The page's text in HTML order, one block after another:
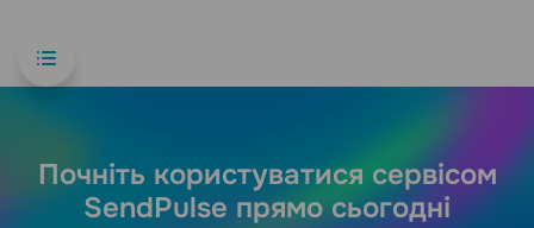
Почніть користуватися сервісом
SendPulse прямо сьогодні